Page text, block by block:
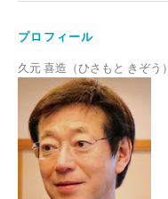
プロフィール
久元 喜造（ひさもと きぞう）